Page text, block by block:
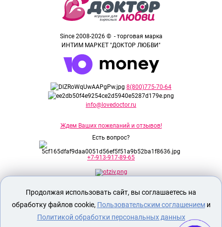
Since 2008-2026 © - торговая марка
ИНТИМ МАРКЕТ "ДОКТОР ЛЮБВИ"
8(800)775-70-64
info@lovedoctor.ru
Ждем Ваших пожеланий и отзывов!
Есть вопрос?
+7-913-917-89-65
Секс шоп Доктор Любви предназначен
исключительно для лиц старше 18 лет!
Вся продукция имеет знак EAC
Евразийского соответствия.
Продолжая использовать сайт, вы соглашаетесь на
обработку файлов cookie, Пользовательским соглашениеми
Политикой обработки персональных данных